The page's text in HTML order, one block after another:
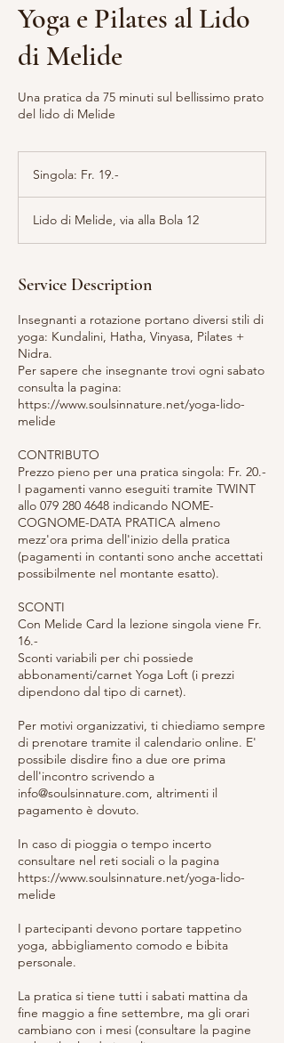
Yoga e Pilates al Lido
di Melide
Una pratica da 75 minuti sul bellissimo prato
del lido di Melide
19.-Singola: Fr. 19.-
Lido di Melide, via alla Bola 12
Service Description
Insegnanti a rotazione portano diversi stili di
yoga: Kundalini, Hatha, Vinyasa, Pilates +
Nidra.
Per sapere che insegnante trovi ogni sabato
consulta la pagina:
https://www.soulsinnature.net/yoga-lido-
melide
CONTRIBUTO
Prezzo pieno per una pratica singola: Fr. 20.-
I pagamenti vanno eseguiti tramite TWINT
allo 079 280 4648 indicando NOME-
COGNOME-DATA PRATICA almeno
mezz'ora prima dell'inizio della pratica
(pagamenti in contanti sono anche accettati
possibilmente nel montante esatto).
SCONTI
Con Melide Card la lezione singola viene Fr.
16.-
Sconti variabili per chi possiede
abbonamenti/carnet Yoga Loft (i prezzi
dipendono dal tipo di carnet).
Per motivi organizzativi, ti chiediamo sempre
di prenotare tramite il calendario online. E'
possibile disdire fino a due ore prima
dell'incontro scrivendo a
info@soulsinnature.com, altrimenti il
pagamento è dovuto.
In caso di pioggia o tempo incerto
consultare nel reti sociali o la pagina
https://www.soulsinnature.net/yoga-lido-
melide
I partecipanti devono portare tappetino
yoga, abbigliamento comodo e bibita
personale.
La pratica si tiene tutti i sabati mattina da
fine maggio a fine settembre, ma gli orari
cambiano con i mesi (consultare la pagine